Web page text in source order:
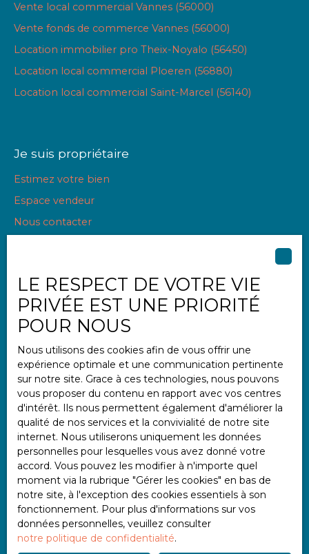
Vente local commercial Vannes (56000)
Vente fonds de commerce Vannes (56000)
Location immobilier pro Theix-Noyalo (56450)
Location local commercial Ploeren (56880)
Location local commercial Saint-Marcel (56140)
Je suis propriétaire
Estimez votre bien
Espace vendeur
Nous contacter
Informations
Nos honoraires
Mentions légales
Politique de confidentialité
Plan du site
Gérer les cookies
Propulsé par
+33 2 97 47 11 11
LE RESPECT DE VOTRE VIE
PRIVÉE EST UNE PRIORITÉ
POUR NOUS
Nous utilisons des cookies afin de vous offrir une
expérience optimale et une communication pertinente
sur notre site. Grace à ces technologies, nous pouvons
vous proposer du contenu en rapport avec vos centres
d'intérêt. Ils nous permettent également d'améliorer la
qualité de nos services et la convivialité de notre site
internet. Nous utiliserons uniquement les données
personnelles pour lesquelles vous avez donné votre
accord. Vous pouvez les modifier à n'importe quel
moment via la rubrique ″Gérer les cookies″ en bas de
notre site, à l'exception des cookies essentiels à son
fonctionnement. Pour plus d'informations sur vos
données personnelles, veuillez consulter
notre politique de confidentialité.